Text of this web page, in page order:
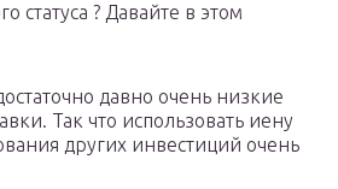
статуса ? Давайте в этом
давно очень низкие
Так что использовать иену
других инвестиций очень